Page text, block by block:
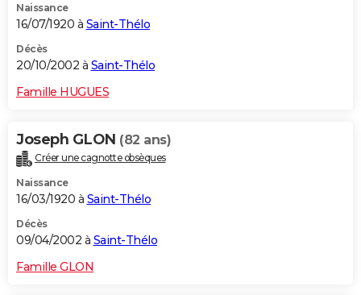
Naissance
16/07/1920 à Saint-Thélo
Décès
20/10/2002 à Saint-Thélo
Famille HUGUES
Joseph GLON (82 ans)
Créer une cagnotte obsèques
Naissance
16/03/1920 à Saint-Thélo
Décès
09/04/2002 à Saint-Thélo
Famille GLON